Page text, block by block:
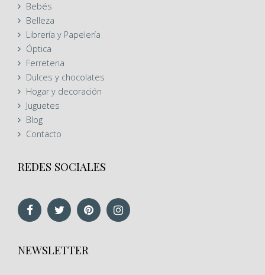
Bebés
Belleza
Librería y Papelería
Óptica
Ferreteria
Dulces y chocolates
Hogar y decoración
Juguetes
Blog
Contacto
REDES SOCIALES
NEWSLETTER